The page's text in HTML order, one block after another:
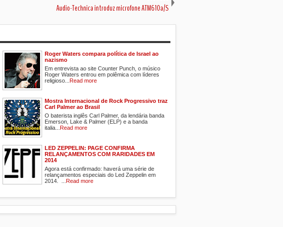
Audio-Technica introduz microfone ATM610a/S
Roger Waters compara política de Israel ao
nazismo
Em entrevista ao site Counter Punch, o músico
Roger Waters entrou em polêmica com líderes
religioso... Read more
Mostra Internacional de Rock Progressivo traz
Carl Palmer ao Brasil
O baterista inglês Carl Palmer, da lendária banda
Emerson, Lake & Palmer (ELP) e a banda
italia... Read more
LED ZEPPELIN: PAGE CONFIRMA
RELANÇAMENTOS COM RARIDADES EM
2014
Agora está confirmado: haverá uma série de
relançamentos especiais do Led Zeppelin em
2014. ... Read more